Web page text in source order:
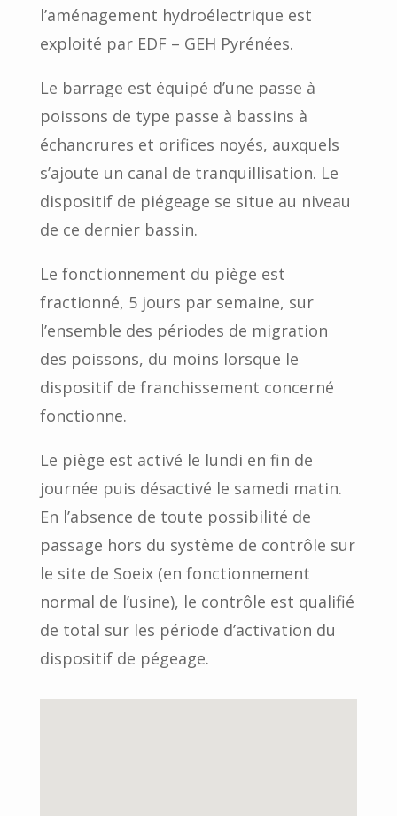
l’aménagement hydroélectrique est
exploité par EDF – GEH Pyrénées.
Le barrage est équipé d’une passe à
poissons de type passe à bassins à
échancrures et orifices noyés, auxquels
s’ajoute un canal de tranquillisation. Le
dispositif de piégeage se situe au niveau
de ce dernier bassin.
Le fonctionnement du piège est
fractionné, 5 jours par semaine, sur
l’ensemble des périodes de migration
des poissons, du moins lorsque le
dispositif de franchissement concerné
fonctionne.
Le piège est activé le lundi en fin de
journée puis désactivé le samedi matin.
En l’absence de toute possibilité de
passage hors du système de contrôle sur
le site de Soeix (en fonctionnement
normal de l’usine), le contrôle est qualifié
de total sur les période d’activation du
dispositif de pégeage.